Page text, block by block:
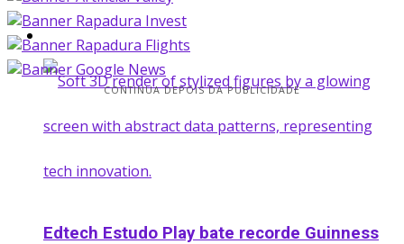
Startup
Edtech Estudo Play bate recorde Guinness
CONTINUA DEPOIS DA PUBLICIDADE